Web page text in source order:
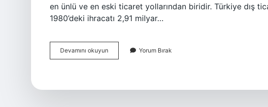
en ünlü ve en eski ticaret yollarından biridir. Türkiye dış
1980’deki ihracatı 2,91 milyar…
Devamını okuyun
Ilk
Yorum Bırak